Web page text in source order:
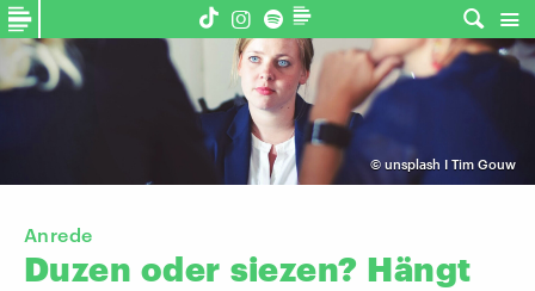
© unsplash I Tim Gouw
Anrede
Duzen oder siezen? Hängt